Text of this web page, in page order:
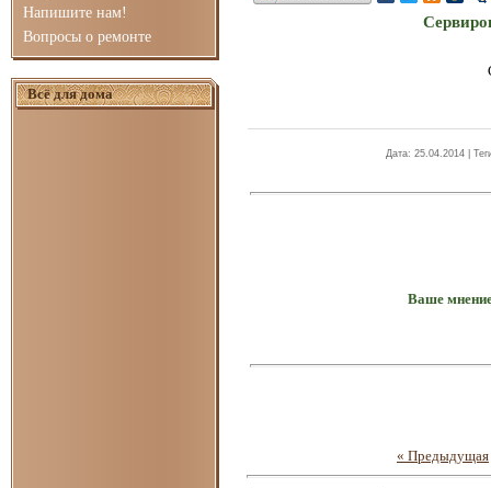
Напишите нам!
Вопросы о ремонте
Всё для дома
Дата: 25.04.2014 |
Ваше
« Предыдущая